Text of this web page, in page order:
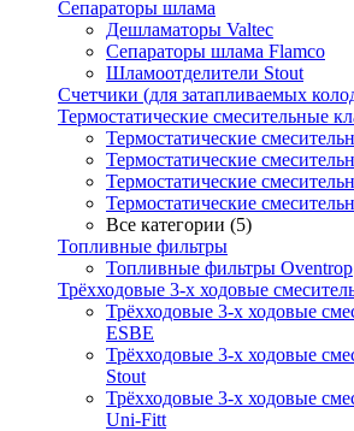
Сепараторы шлама
Дешламаторы Valtec
Сепараторы шлама Flamco
Шламоотделители Stout
Счетчики (для затапливаемых
Термостатические смесительные
Термостатические
Термостатические
Термостатические
Термостатические
Все категории (5)
Топливные фильтры
Топливные фильтры Oventrop
Трёхходовые 3-х ходовые
Трёхходовые 3-х ходовые
ESBE
Трёхходовые 3-х ходовые
Stout
Трёхходовые 3-х ходовые
Uni-Fitt